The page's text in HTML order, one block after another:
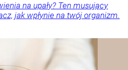
na upały? Ten musujący
jak wpłynie na twój organizm.